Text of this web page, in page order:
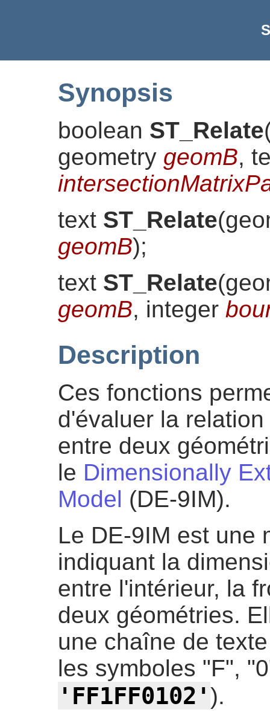
Synopsis
boolean ST_Relate
geometry geomB,
text ST_Relate(
geomB);
text ST_Relate(
geomB, integer
Description
Ces fonctions
d'évaluer la
entre deux
le Dimensionally
Model (DE-9IM).
Le DE-9IM est une
indiquant la
entre l'intérieur, la
deux géométries.
une chaîne de
les symboles "F",
'FF1FF0102').